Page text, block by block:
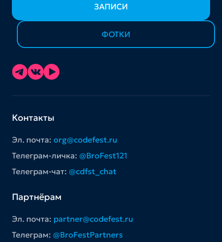
ЗАПИСИ
ФОТКИ
Контакты
Эл. почта: org@codefest.ru
Телеграм-личка: @BroFest121
Телеграм-чат: @cdfst_chat
Партнёрам
Эл. почта: partner@codefest.ru
Телеграм: @BroFestPartners